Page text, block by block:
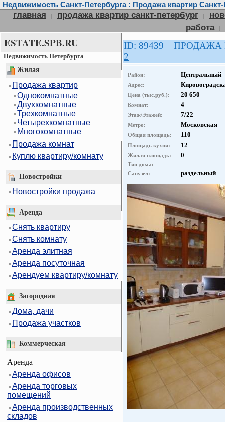
Недвижимость Санкт-Петербурга : Продажа квартир Санкт-
главная | продажа квартир санкт-петербург |
работа
|
ESTATE.SPB.RU
Недвижимость Петербурга
Жилая
Продажа квартир
Однокомнатные
Двухкомнатные
Трехкомнатные
Четырехкомнатные
Многокомнатные
Продажа комнат
Куплю квартиру/комнату
Новостройки
Новостройки продажа
Аренда
Снять квартиру
Снять комнату
Аренда элитная
Аренда посуточная
Арендуем квартиру/комнату
Загородная
Дома, дачи
Продажа участков
Коммерческая
Аренда
Аренда офисов
Аренда торговых
помещений
Аренда производственных
складов
ID: 89439
2
Район: Центральный
Адрес:
Цена (тыс.руб.): 20 650
Комнат: 4
Этаж/Этажей: 7/22
Метро: Московская
Общая площадь: 110
Площадь кухни: 12
Жилая площадь: 0
Тип дома:
Санузел:
раздельный